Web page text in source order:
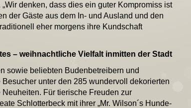
denken, dass dies ein guter Kompromiss ist
der Gäste aus dem In- und Ausland und den
eher morgens ihre Kundschaft
– weihnachtliche Vielfalt inmitten der Stadt
sowie beliebten Budenbetreibern und
unter den 285 wundervoll dekorierten
Für tierische Freuden zur
Schlotterbeck mit ihrer „Mr. Wilson´s Hunde-